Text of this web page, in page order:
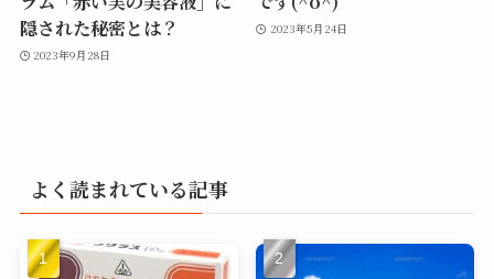
隠された秘密とは？
2023年9月28日
2023年5月24日
よく読まれている記事